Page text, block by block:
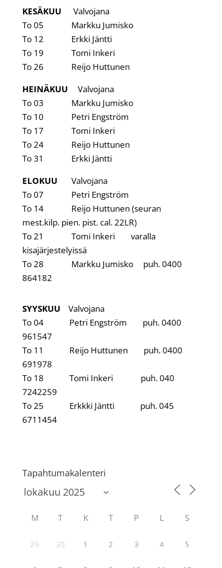
KESÄKUU
Valvojana
To 05 Markku Jumisko
To 12 Erkki Jäntti
To 19 Tomi Inkeri
To 26 Reijo Huttunen
HEINÄKUU Valvojana
To 03 Markku Jumisko
To 10 Petri Engström
To 17 Tomi Inkeri
To 24 Reijo Huttunen
To 31 Erkki Jäntti
ELOKUU Valvojana
To 07 Petri Engström
To 14 Reijo Huttunen (seuran
mest.kilp. pien. pist. cal. 22LR)
To 21 Tomi Inkeri varalla
kisajärjestelyissä
To 28 Markku Jumisko puh. 0400
864182
SYYSKUU Valvojana
To 04 Petri Engström puh. 0400
961547
To 11 Reijo Huttunen puh. 0400
691978
To 18 Tomi Inkeri puh. 040
7242259
To 25 Erkkki Jäntti puh. 045
6711454
Tapahtumakalenteri
M T K T P L S
29 30 1 2 3 4 5